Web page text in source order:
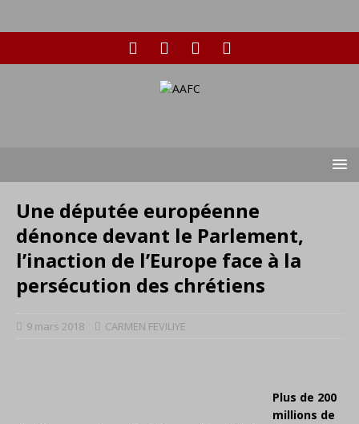
Une députée européenne
dénonce devant le Parlement,
l’inaction de l’Europe face à la
persécution des chrétiens
9 mars 2018 CARMEN FEVILIYE
Plus de 200
millions de